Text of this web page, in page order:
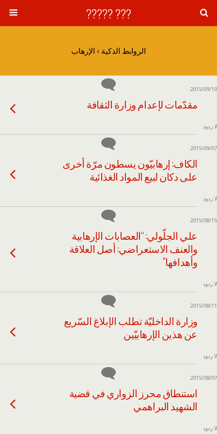
??? ?????
الروابط الذكية › الإرهاب
2015/09/10
مقدّمات لإعدام وزارة الثقافة
لا ردود
2015/09/07
الكاف: إرهابيّون يسطون مرّة أخرى
على دكان لبيع المواد الغذائية
لا ردود
2015/08/15
علي الجلّولي: “العصابات الإرهابية
والعنف الاستعراضي: أصل العلاقة
وأهدافها”
لا ردود
2015/08/11
وزارة الداخليّة تطلب الإبلاغ السّريع
عن هذين الإرهابيّين
لا ردود
2015/08/07
استنطاق محرز الزواري في قضية
الشهيد البراهمي
لا ردود